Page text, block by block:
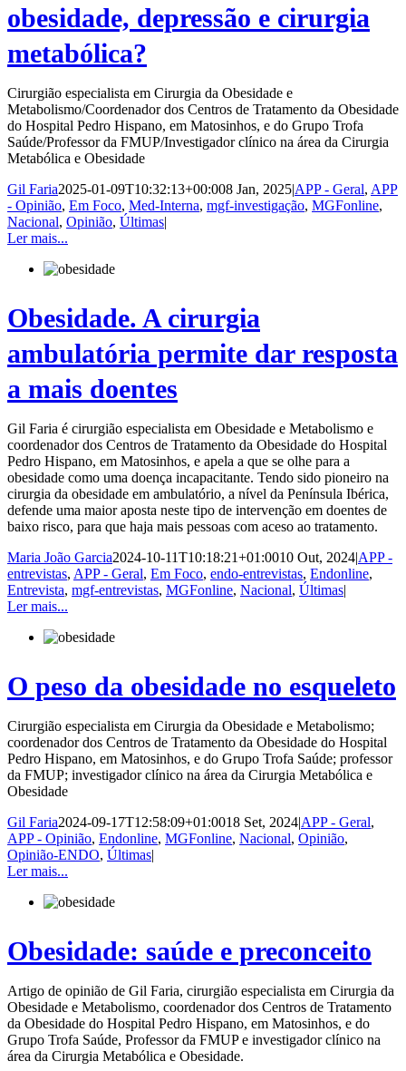
obesidade, depressão e cirurgia
metabólica?
Cirurgião especialista em Cirurgia da Obesidade e
Metabolismo/Coordenador dos Centros de Tratamento da Obesidade
do Hospital Pedro Hispano, em Matosinhos, e do Grupo Trofa
Saúde/Professor da FMUP/Investigador clínico na área da Cirurgia
Metabólica e Obesidade
Gil Faria2025-01-09T10:32:13+00:008 Jan, 2025|APP - Geral, APP
- Opinião, Em Foco, Med-Interna, mgf-investigação, MGFonline,
Nacional, Opinião, Últimas|
Ler mais...
Obesidade. A cirurgia
ambulatória permite dar resposta
a mais doentes
Gil Faria é cirurgião especialista em Obesidade e Metabolismo e
coordenador dos Centros de Tratamento da Obesidade do Hospital
Pedro Hispano, em Matosinhos, e apela a que se olhe para a
obesidade como uma doença incapacitante. Tendo sido pioneiro na
cirurgia da obesidade em ambulatório, a nível da Península Ibérica,
defende uma maior aposta neste tipo de intervenção em doentes de
baixo risco, para que haja mais pessoas com aceso ao tratamento.
Maria João Garcia2024-10-11T10:18:21+01:0010 Out, 2024|APP -
entrevistas, APP - Geral, Em Foco, endo-entrevistas, Endonline,
Entrevista, mgf-entrevistas, MGFonline, Nacional, Últimas|
Ler mais...
O peso da obesidade no esqueleto
Cirurgião especialista em Cirurgia da Obesidade e Metabolismo;
coordenador dos Centros de Tratamento da Obesidade do Hospital
Pedro Hispano, em Matosinhos, e do Grupo Trofa Saúde; professor
da FMUP; investigador clínico na área da Cirurgia Metabólica e
Obesidade
Gil Faria2024-09-17T12:58:09+01:0018 Set, 2024|APP - Geral,
APP - Opinião, Endonline, MGFonline, Nacional, Opinião,
Opinião-ENDO, Últimas|
Ler mais...
Obesidade: saúde e preconceito
Artigo de opinião de Gil Faria, cirurgião especialista em Cirurgia da
Obesidade e Metabolismo, coordenador dos Centros de Tratamento
da Obesidade do Hospital Pedro Hispano, em Matosinhos, e do
Grupo Trofa Saúde, Professor da FMUP e investigador clínico na
área da Cirurgia Metabólica e Obesidade.